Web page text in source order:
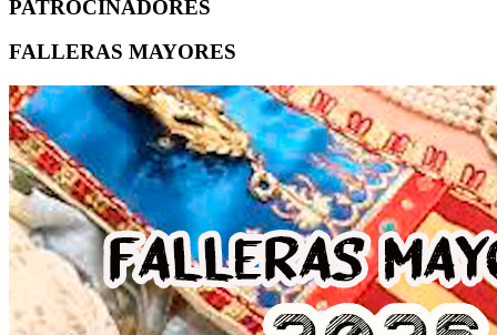
PATROCINADORES
FALLERAS MAYORES